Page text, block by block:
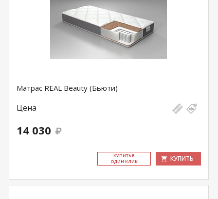
Матрас REAL Beauty (Бьюти)
Цена
14 030
КУ­ПИТЬ В
ОДИН КЛИК
КУПИТЬ